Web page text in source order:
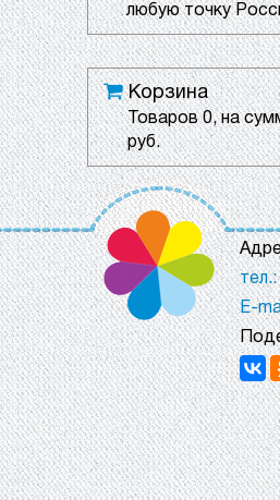
любую точку
Корзина
Товаров0, на
руб.
E-